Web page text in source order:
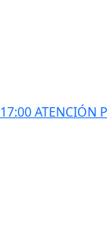
17:00 ATENCIÓN